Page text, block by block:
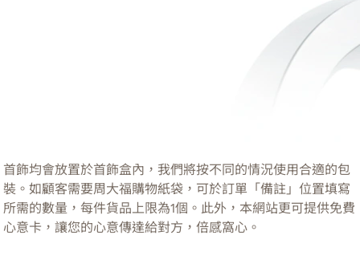
首飾均會放置於首飾盒內，我們將按不同的情況使用合適的包
裝。如顧客需要周大福購物紙袋，可於訂單「備註」位置填寫
所需的數量，每件貨品上限為1個。此外，本網站更可提供免費
心意卡，讓您的心意傳達給對方，倍感窩心。